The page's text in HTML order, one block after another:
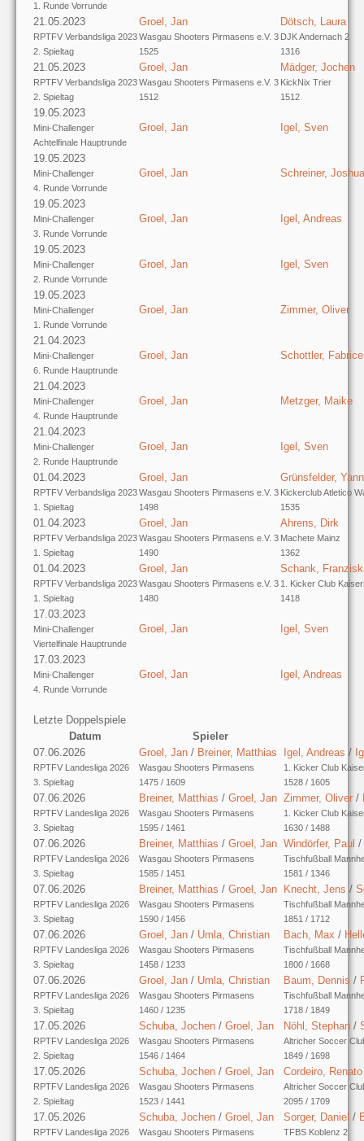
1. Runde Vorrunde
21.05.2023
RPTFV Verbandsliga 2023
2. Spieltag
Groel, Jan
Wasgau Shooters Pirmasens e.V. 3
1525
Dötsch, Laura
DJK Andernach 2
1316
21.05.2023
RPTFV Verbandsliga 2023
2. Spieltag
Groel, Jan
Wasgau Shooters Pirmasens e.V. 3
1512
Mädger, Jochen
KickNix Trier
1512
19.05.2023
Mini-Challenger
Achtelfinale Hauptrunde
Groel, Jan Igel, Sven
19.05.2023
Mini-Challenger
4. Runde Vorrunde
Groel, Jan Schreiner, Joshua
19.05.2023
Mini-Challenger
3. Runde Vorrunde
Groel, Jan Igel, Andreas
19.05.2023
Mini-Challenger
2. Runde Vorrunde
Groel, Jan Igel, Sven
19.05.2023
Mini-Challenger
1. Runde Vorrunde
Groel, Jan Zimmer, Oliver
21.04.2023
Mini-Challenger
6. Runde Hauptrunde
Groel, Jan Schottler, Fabrice
21.04.2023
Mini-Challenger
4. Runde Hauptrunde
Groel, Jan Metzger, Maike
21.04.2023
Mini-Challenger
2. Runde Hauptrunde
Groel, Jan Igel, Sven
01.04.2023
RPTFV Verbandsliga 2023
1. Spieltag
Groel, Jan
Wasgau Shooters Pirmasens e.V. 3
1498
Grünsfelder,
Kickerclub Atletico
1535
01.04.2023
RPTFV Verbandsliga 2023
1. Spieltag
Groel, Jan
Wasgau Shooters Pirmasens e.V. 3
1490
Ahrens, Dirk
Machete Mainz
1362
01.04.2023
RPTFV Verbandsliga 2023
1. Spieltag
Groel, Jan
Wasgau Shooters Pirmasens e.V. 3
1480
Schank,
1. Kicker Club
1418
17.03.2023
Mini-Challenger
Viertelfinale Hauptrunde
Groel, Jan Igel, Sven
17.03.2023
Mini-Challenger
4. Runde Vorrunde
Groel, Jan Igel, Andreas
Letzte Doppelspiele
Datum
Spieler
07.06.2026
RPTFV Landesliga 2026
3. Spieltag
Groel, Jan / Breiner, Matthias
Wasgau Shooters Pirmasens
1475 / 1609
Igel, Andreas /
1. Kicker Club
1528 / 1605
07.06.2026
RPTFV Landesliga 2026
3. Spieltag
Breiner, Matthias / Groel, Jan
Wasgau Shooters Pirmasens
1595 / 1461
Zimmer, Oliver /
1. Kicker Club
1630 / 1488
07.06.2026
RPTFV Landesliga 2026
3. Spieltag
Breiner, Matthias / Groel, Jan
Wasgau Shooters Pirmasens
1585 / 1451
Windörfer, Paul /
Tischfußball
1581 / 1346
07.06.2026
RPTFV Landesliga 2026
3. Spieltag
Breiner, Matthias / Groel, Jan
Wasgau Shooters Pirmasens
1590 / 1456
Knecht, Jens /
Tischfußball
1851 / 1712
07.06.2026
RPTFV Landesliga 2026
3. Spieltag
Groel, Jan / Umla, Christian
Wasgau Shooters Pirmasens
1458 / 1233
Bach, Max /
Tischfußball
1800 / 1668
07.06.2026
RPTFV Landesliga 2026
3. Spieltag
Groel, Jan / Umla, Christian
Wasgau Shooters Pirmasens
1460 / 1235
Baum, Dennis /
Tischfußball
1718 / 1849
17.05.2026
RPTFV Landesliga 2026
2. Spieltag
Schuba, Jochen / Groel, Jan
Wasgau Shooters Pirmasens
1546 / 1464
Nöhl, Stephan /
Altricher Soccer
1849 / 1698
17.05.2026
RPTFV Landesliga 2026
2. Spieltag
Schuba, Jochen / Groel, Jan
Wasgau Shooters Pirmasens
1523 / 1441
Cordeiro,
Altricher Soccer
2095 / 1709
17.05.2026
RPTFV Landesliga 2026
Schuba, Jochen / Groel, Jan
Wasgau Shooters Pirmasens
Sorger, Daniel /
TFBS Koblenz 2